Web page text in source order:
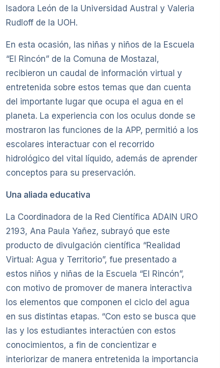
Isadora León de la Universidad Austral y Valeria
Rudloff de la UOH.
En esta ocasión, las niñas y niños de la Escuela
“El Rincón” de la Comuna de Mostazal,
recibieron un caudal de información virtual y
entretenida sobre estos temas que dan cuenta
del importante lugar que ocupa el agua en el
planeta. La experiencia con los oculus donde se
mostraron las funciones de la APP, permitió a los
escolares interactuar con el recorrido
hidrológico del vital líquido, además de aprender
conceptos para su preservación.
Una aliada educativa
La Coordinadora de la Red Científica ADAIN URO
2193, Ana Paula Yañez, subrayó que este
producto de divulgación científica “Realidad
Virtual: Agua y Territorio”, fue presentado a
estos niños y niñas de la Escuela “El Rincón”,
con motivo de promover de manera interactiva
los elementos que componen el ciclo del agua
en sus distintas etapas. “Con esto se busca que
las y los estudiantes interactúen con estos
conocimientos, a fin de concientizar e
interiorizar de manera entretenida la importancia